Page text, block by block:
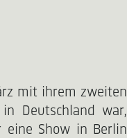
mit ihrem zweiten
Deutschland war,
eine Show in Berlin